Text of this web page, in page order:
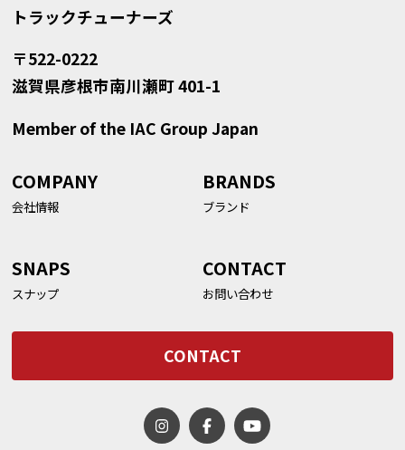
トラックチューナーズ
〒522-0222
滋賀県彦根市南川瀬町 401-1
Member of the IAC Group Japan
COMPANY
会社情報
BRANDS
ブランド
SNAPS
スナップ
CONTACT
お問い合わせ
CONTACT